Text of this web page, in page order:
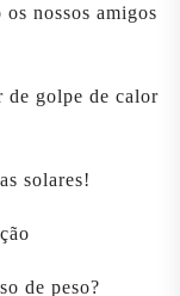
nossos amigos
de golpe de calor
solares!
de peso?